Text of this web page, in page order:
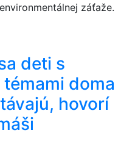
záťaže.
deti s
doma
hovorí